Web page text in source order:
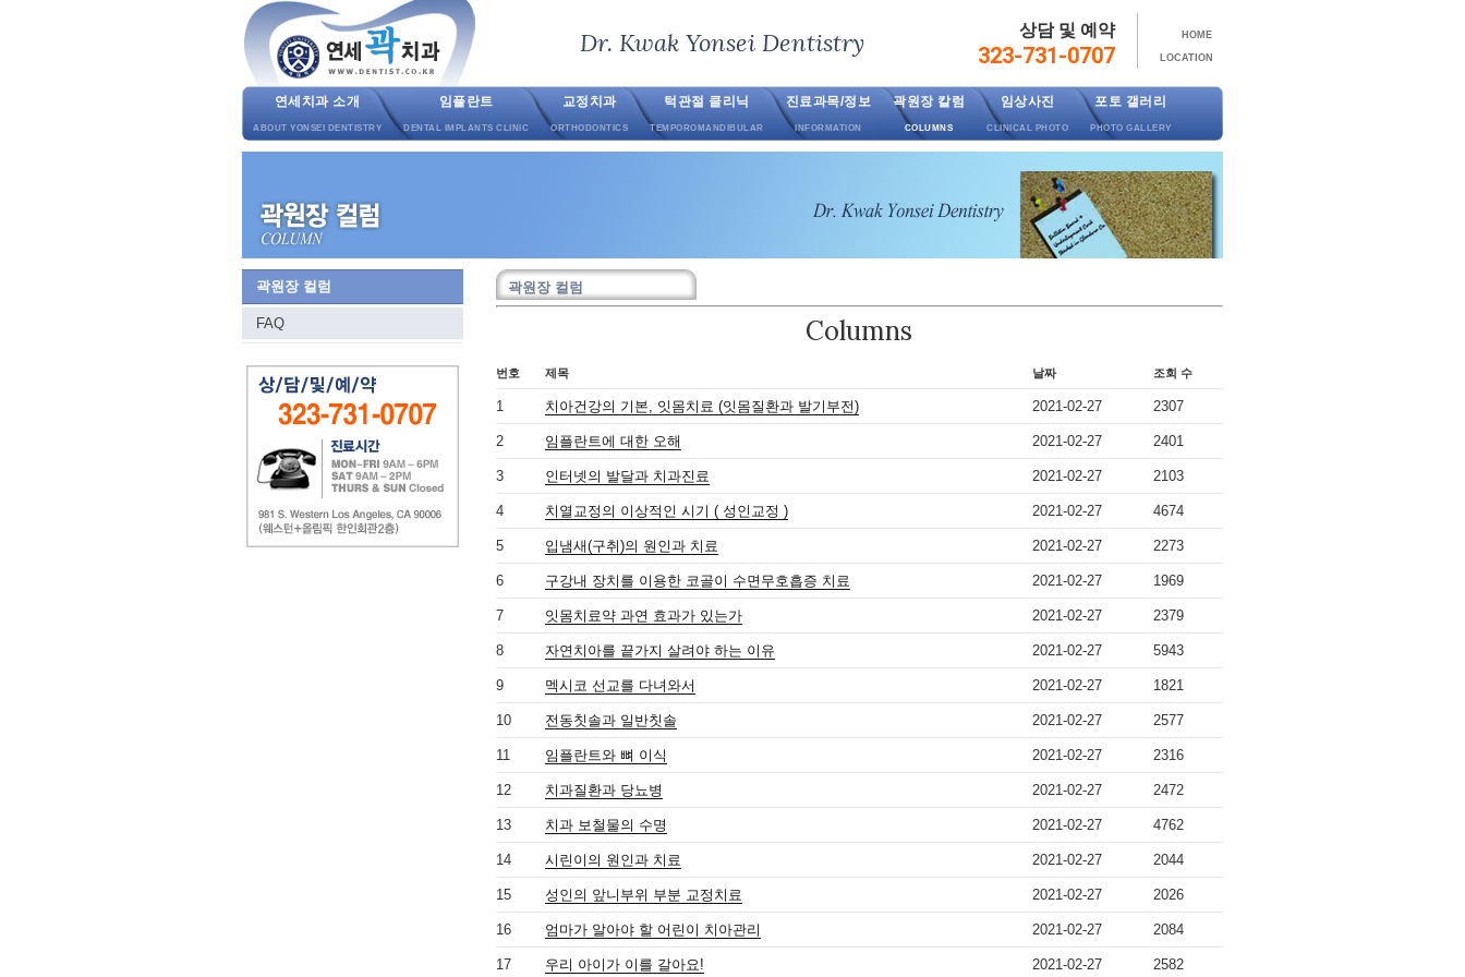
Dr. Kwak Yonsei Dentistry 상담 및 예약
323-731-0707
HOME
LOCATION
연세치과 소개
ABOUT YONSEI DENTISTRY
임플란트
DENTAL IMPLANTS CLINIC
교정치과
ORTHODONTICS
턱관절 클리닉
TEMPOROMANDIBULAR
진료과목/정보
INFORMATION
곽원장 칼럼
COLUMNS
임상사진
CLINICAL PHOTO
포토 갤러리
PHOTO GALLERY
곽원장 컬럼
FAQ
곽원장 컬럼
Columns
번호 제목 날짜 조회 수
1 치아건강의 기본, 잇몸치료 (잇몸질환과 발기부전) 2021-02-27 2307
2 임플란트에 대한 오해 2021-02-27 2401
3 인터넷의 발달과 치과진료 2021-02-27 2103
4 치열교정의 이상적인 시기 ( 성인교정 ) 2021-02-27 4674
5 입냄새(구취)의 원인과 치료 2021-02-27 2273
6 구강내 장치를 이용한 코골이 수면무호흡증 치료 2021-02-27 1969
7 잇몸치료약 과연 효과가 있는가 2021-02-27 2379
8 자연치아를 끝가지 살려야 하는 이유 2021-02-27 5943
9 멕시코 선교를 다녀와서 2021-02-27 1821
10 전동칫솔과 일반칫솔 2021-02-27 2577
11 임플란트와 뼈 이식 2021-02-27 2316
12 치과질환과 당뇨병 2021-02-27 2472
13 치과 보철물의 수명 2021-02-27 4762
14 시린이의 원인과 치료 2021-02-27 2044
15 성인의 앞니부위 부분 교정치료 2021-02-27 2026
16 엄마가 알아야 할 어린이 치아관리 2021-02-27 2084
17 우리 아이가 이를 갈아요! 2021-02-27 2582